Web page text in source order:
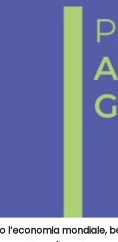
l’economia